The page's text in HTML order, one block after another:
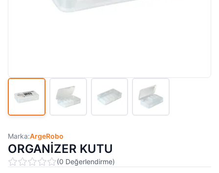
Marka:ArgeRobo
ORGANİZER KUTU
(0 Değerlendirme)